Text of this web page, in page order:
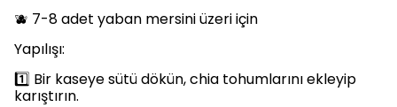
🫐 7-8 adet yaban mersini üzeri için
Yapılışı:
1️⃣ Bir kaseye sütü dökün, chia tohumlarını ekleyip
karıştırın.